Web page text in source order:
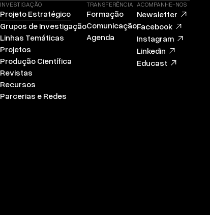
INVESTIGAÇÃO
Projeto Estratégico
Grupos de Investigação
Linhas Temáticas
Projetos
Produção Científica
Revistas
Recursos
Parcerias e Redes
TRANSFERÊNCIA
Formação
Comunicação
Agenda
ACOMPANHE-NOS
Newsletter
Facebook
Instagram
Linkedin
Educast